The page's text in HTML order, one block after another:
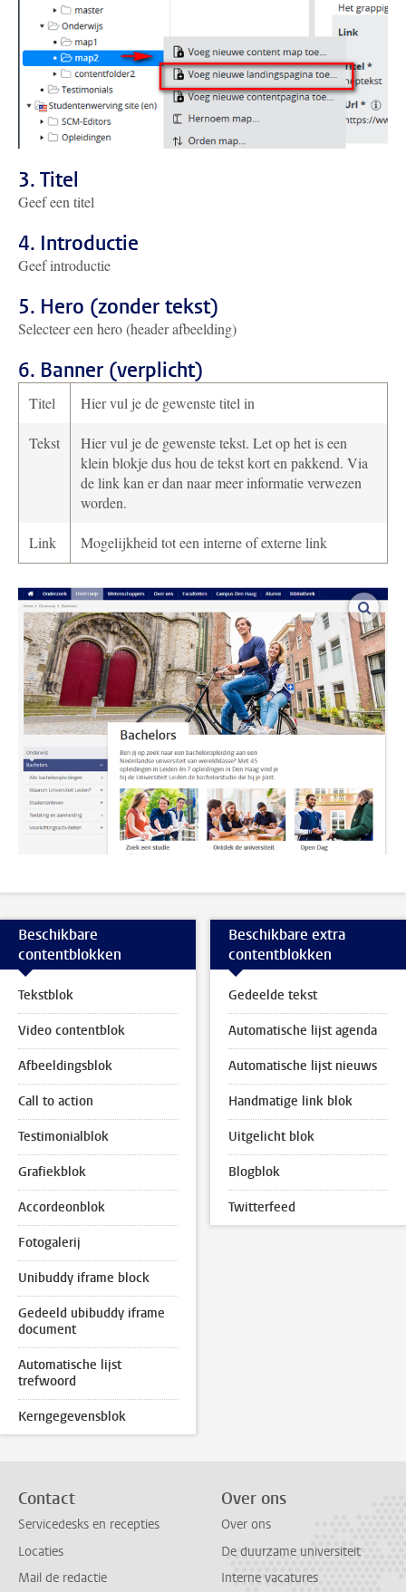
3. Titel
Geef een titel
4. Introductie
Geef introductie
5. Hero (zonder tekst)
Selecteer een hero (header afbeelding)
6. Banner (verplicht)
Titel Hier vul je de gewenste titel in
Tekst
Hier vul je de gewenste tekst. Let op het is een
klein blokje dus hou de tekst kort en pakkend. Via
de link kan er dan naar meer informatie verwezen
worden.
Link Mogelijkheid tot een interne of externe link
Beschikbare
contentblokken
Tekstblok
Video contentblok
Afbeeldingsblok
Call to action
Testimonialblok
Grafiekblok
Accordeonblok
Fotogalerij
Unibuddy iframe block
Gedeeld ubibuddy iframe
document
Automatische lijst
trefwoord
Kerngegevensblok
Beschikbare extra
contentblokken
Gedeelde tekst
Automatische lijst agenda
Automatische lijst nieuws
Handmatige link blok
Uitgelicht blok
Blogblok
Twitterfeed
Contact
Servicedesks en recepties
Locaties
Mail de redactie
Over ons
Over ons
De duurzame universiteit
Interne vacatures